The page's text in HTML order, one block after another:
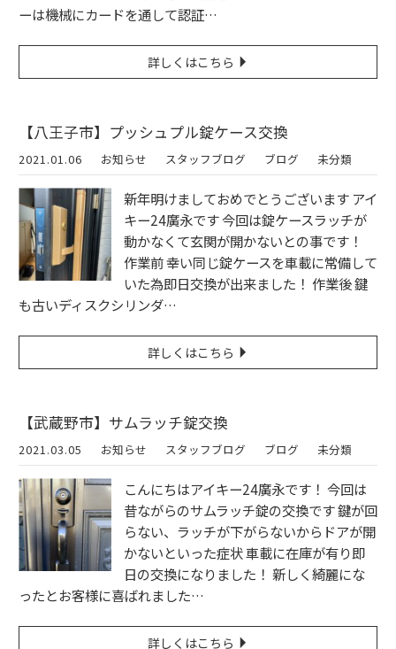
ーは機械にカードを通して認証…
詳しくはこちら
【八王子市】プッシュプル錠ケース交換
2021.01.06 お知らせ スタッフブログ ブログ 未分類
新年明けましておめでとうございます アイ
キー24廣永です 今回は錠ケースラッチが
動かなくて玄関が開かないとの事です！
作業前 幸い同じ錠ケースを車載に常備して
いた為即日交換が出来ました！ 作業後 鍵
も古いディスクシリンダ…
詳しくはこちら
【武蔵野市】サムラッチ錠交換
2021.03.05 お知らせ スタッフブログ ブログ 未分類
こんにちはアイキー24廣永です！ 今回は
昔ながらのサムラッチ錠の交換です 鍵が回
らない、ラッチが下がらないからドアが開
かないといった症状 車載に在庫が有り即
日の交換になりました！ 新しく綺麗にな
ったとお客様に喜ばれました…
詳しくはこちら